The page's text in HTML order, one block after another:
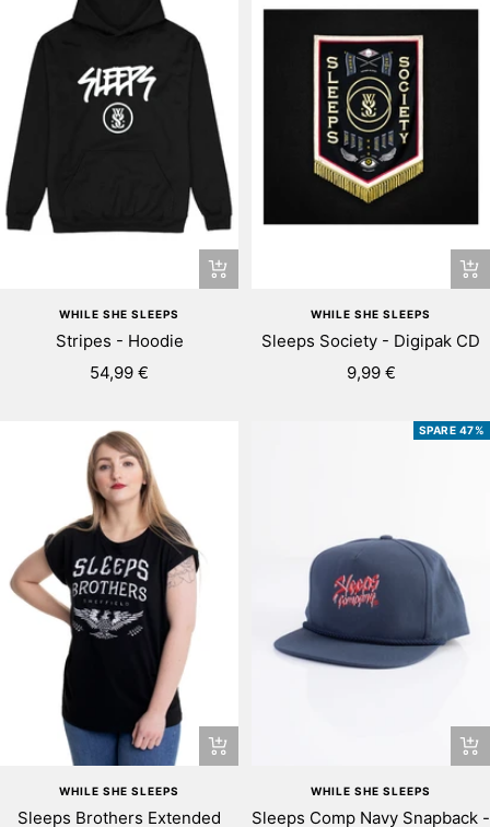
Schnellansicht
WHILE SHE SLEEPS
Stripes - Hoodie
Angebotspreis
54,99 €
In
WHILE SHE SLEEPS
Sleeps Society - Digipak CD
Angebotspreis
9,99 €
Schnellansicht
WHILE SHE SLEEPS
Sleeps Brothers Extended
SPARE 47%
In
WHILE SHE SLEEPS
Sleeps Comp Navy Snapback -